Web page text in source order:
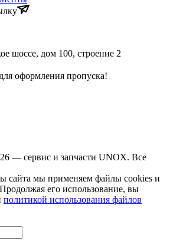
шоссе, дом 100, строение 2
оформления пропуска!
— сервис и запчасти UNOX. Все
сайта мы применяем файлы cookies и
его использование, вы
политикой использования файлов